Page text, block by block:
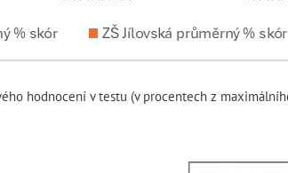
hodnocení v testu (v procentech z